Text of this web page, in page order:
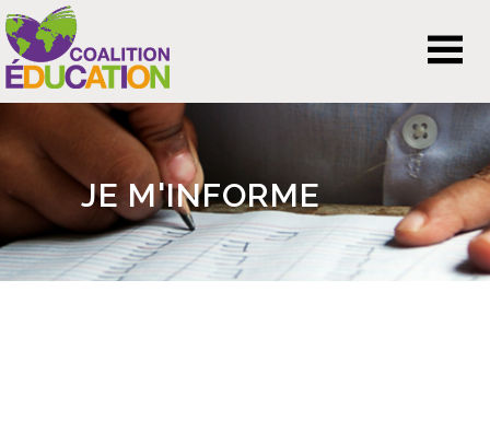
JE M'INFORME